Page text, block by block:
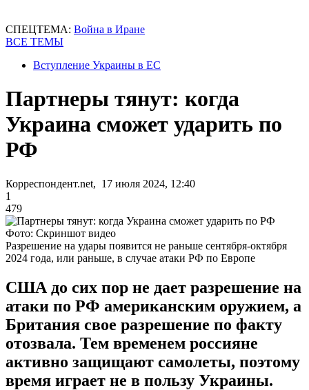
СПЕЦТЕМА: Война в Иране
ВСЕ ТЕМЫ
Вступление Украины в ЕС
Партнеры тянут: когда
Украина сможет ударить по
РФ
Корреспондент.net, 17 июля 2024, 12:40
1
479
Фото: Скриншот видео
Разрешение на удары появится не раньше сентября-октября
2024 года, или раньше, в случае атаки РФ по Европе
США до сих пор не дает разрешение на
атаки по РФ американским оружием, а
Британия свое разрешение по факту
отозвала. Тем временем россияне
активно защищают самолеты, поэтому
время играет не в пользу Украины.